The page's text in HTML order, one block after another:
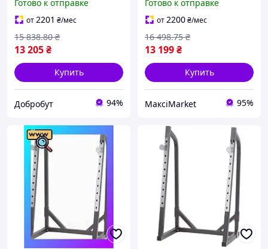
для домашнего
использования силовое
трениро Dobro-A
Готово к отправке
от2201 ₴/мес
13 205₴
15 838.80 ₴
Купить
Добробут 94%
домашнего
использования силовое
трениро Maxi7\Q
Готово к отправке
от2200₴/мес
13 199₴
16 498.75 ₴
Купить
МаксіMarket 95%